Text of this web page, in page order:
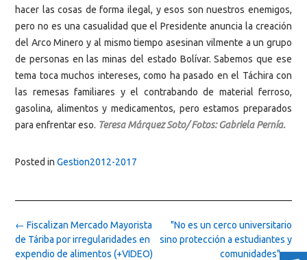
hacer las cosas de forma ilegal, y esos son nuestros enemigos,
pero no es una casualidad que el Presidente anuncia la creación
del Arco Minero y al mismo tiempo asesinan vilmente a un grupo
de personas en las minas del estado Bolívar. Sabemos que ese
tema toca muchos intereses, como ha pasado en el Táchira con
las remesas familiares y el contrabando de material ferroso,
gasolina, alimentos y medicamentos, pero estamos preparados
para enfrentar eso. Teresa Márquez Soto/ Fotos: Gabriela Pernía.
Posted in Gestion2012-2017
Post
navigation
"No es un cerco universitario
sino protección a estudiantes y
comunidades"→
← Fiscalizan Mercado Mayorista
de Táriba por irregularidades en
expendio de alimentos (+VIDEO)